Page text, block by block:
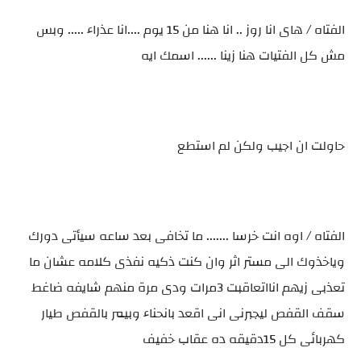
الفتاه / هاى انا روز .. انا هنا من 15 يوم ....انا عذراء ..... وبس
مش كل الفتيات هنا زينا ...... اسمك ايه
حاولت ان اجيب ولكن لم استطع
الفتاه / اوه انت خرسا ....... ما تخافى بعد ساعه سيأتى دورك
وياخذوك الى مستر اثر وان كنت ذكيه نفذى كلامه عشان ما
تعذبى زيهم انااتعاقبت 3مرات ودى مرة منهم شايفه ضاغط
سقف القفص ليجبرنى انى اقعد بانحناء وبيمر بالقفص طيار
كهربائى كل 15دقيقه ده عقاب خفيف